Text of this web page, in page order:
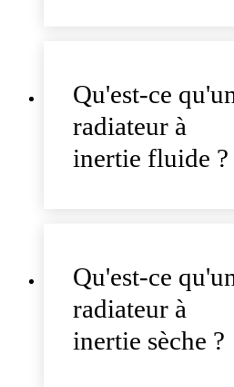
Qu'est-ce
radiateur à
inertie fluide ?
Qu'est-ce
radiateur à
inertie sèche ?